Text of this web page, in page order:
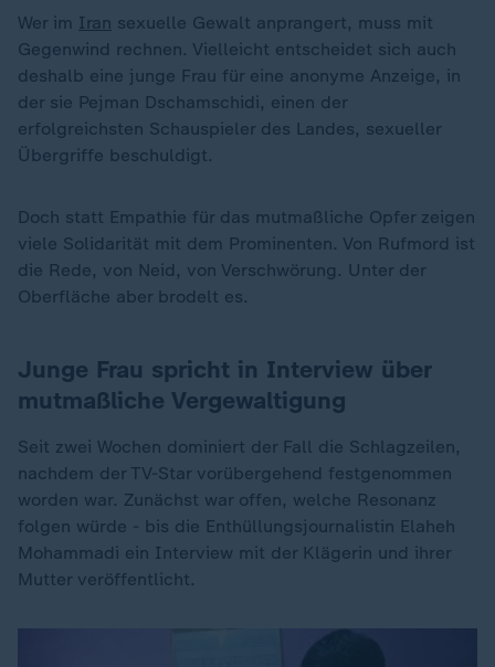
Wer im Iran sexuelle Gewalt anprangert, muss mit
Gegenwind rechnen. Vielleicht entscheidet sich auch
deshalb eine junge Frau für eine anonyme Anzeige, in
der sie Pejman Dschamschidi, einen der
erfolgreichsten Schauspieler des Landes, sexueller
Übergriffe beschuldigt.
Doch statt Empathie für das mutmaßliche Opfer zeigen
viele Solidarität mit dem Prominenten. Von Rufmord ist
die Rede, von Neid, von Verschwörung. Unter der
Oberfläche aber brodelt es.
Junge Frau spricht in Interview über
mutmaßliche Vergewaltigung
Seit zwei Wochen dominiert der Fall die Schlagzeilen,
nachdem der TV-Star vorübergehend festgenommen
worden war. Zunächst war offen, welche Resonanz
folgen würde - bis die Enthüllungsjournalistin Elaheh
Mohammadi ein Interview mit der Klägerin und ihrer
Mutter veröffentlicht.